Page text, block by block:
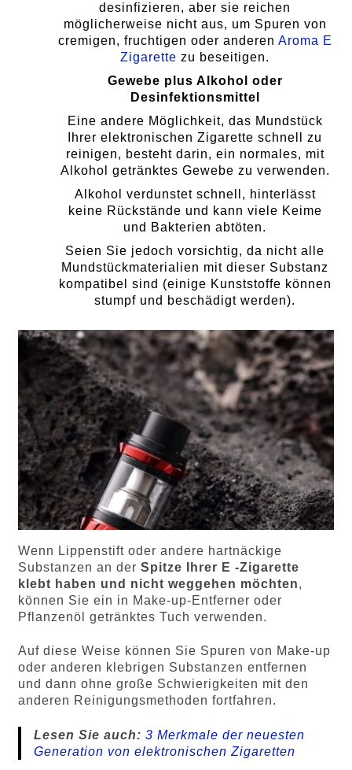
desinfizieren, aber sie reichen
möglicherweise nicht aus, um Spuren von
cremigen, fruchtigen oder anderen Aroma E
Zigarette zu beseitigen.
Gewebe plus Alkohol oder
Desinfektionsmittel
Eine andere Möglichkeit, das Mundstück
Ihrer elektronischen Zigarette schnell zu
reinigen, besteht darin, ein normales, mit
Alkohol getränktes Gewebe zu verwenden.
Alkohol verdunstet schnell, hinterlässt
keine Rückstände und kann viele Keime
und Bakterien abtöten.
Seien Sie jedoch vorsichtig, da nicht alle
Mundstückmaterialien mit dieser Substanz
kompatibel sind (einige Kunststoffe können
stumpf und beschädigt werden).
Wenn Lippenstift oder andere hartnäckige
Substanzen an der Spitze Ihrer E -Zigarette
klebt haben und nicht weggehen möchten,
können Sie ein in Make-up-Entferner oder
Pflanzenöl getränktes Tuch verwenden.
Auf diese Weise können Sie Spuren von Make-up
oder anderen klebrigen Substanzen entfernen
und dann ohne große Schwierigkeiten mit den
anderen Reinigungsmethoden fortfahren.
Lesen Sie auch: 3 Merkmale der neuesten
Generation von elektronischen Zigaretten